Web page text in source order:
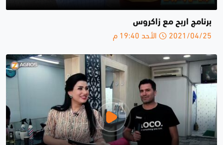
برنامج اربح مع زاكروس
2021/04/25 الأحد 19:40 م